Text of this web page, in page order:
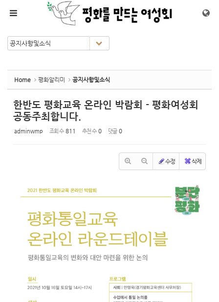
Home 평화알리미 공지사항및소식
한반도 평화교육 온라인 박람회 - 평화여성회
공동주최합니다.
adminwmp 조회 수 811 추천 수 0 댓글 0
수정 삭제